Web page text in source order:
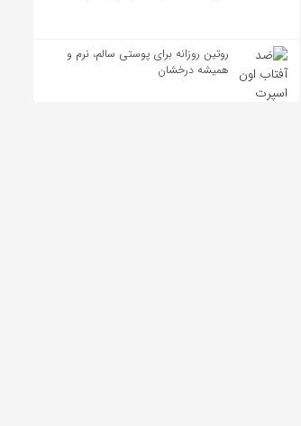
روتین روزانه برای پوستی سالم، نرم و
همیشه درخشان